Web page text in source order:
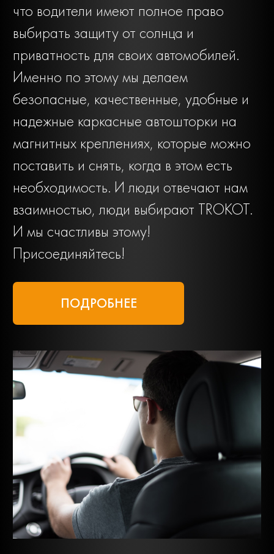
что водители имеют полное право
выбирать защиту от солнца и
приватность для своих автомобилей.
Именно по этому мы делаем
безопасные, качественные, удобные и
надежные каркасные автошторки на
магнитных креплениях, которые можно
поставить и снять, когда в этом есть
необходимость. И люди отвечают нам
взаимностью, люди выбирают TROKOT.
И мы счастливы этому!
Присоединяйтесь!
ПОДРОБНЕЕ